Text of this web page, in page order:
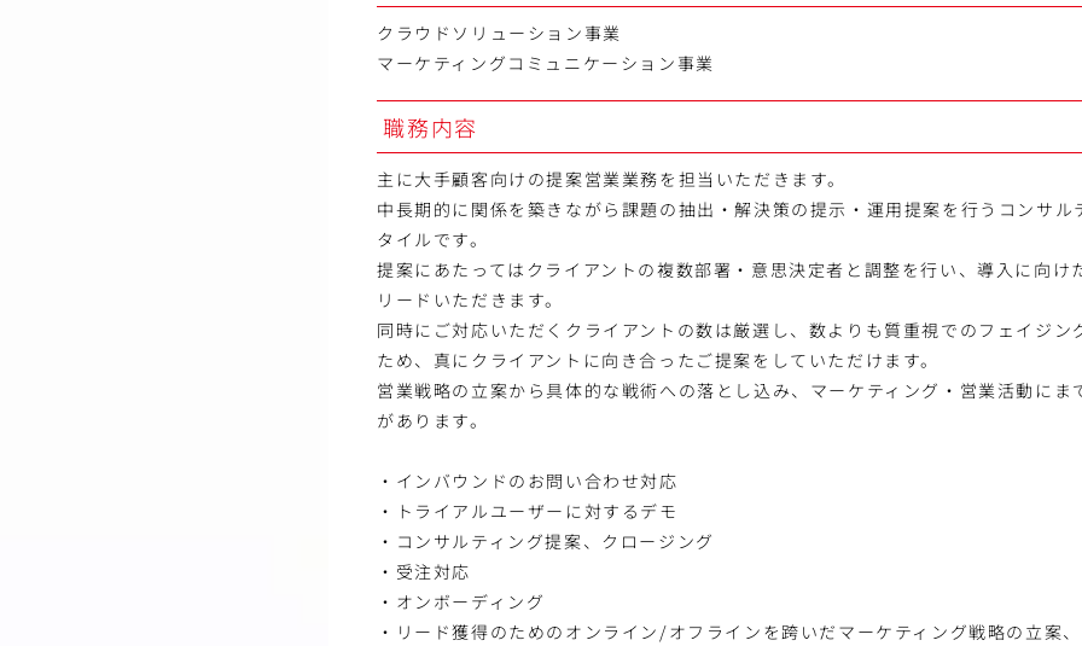
クラウドソリューション事業
マーケティングコミュニケーション事業
職務内容
主に大手顧客向けの提案営業業務を担当いただきます。
中長期的に関係を築きながら課題の抽出・解決策の提示・運用提案を行うコンサル
タイルです。
提案にあたってはクライアントの複数部署・意思決定者と調整を行い、導入に向け
リードいただきます。
同時にご対応いただくクライアントの数は厳選し、数よりも質重視でのフェイジン
ため、真にクライアントに向き合ったご提案をしていただけます。
営業戦略の立案から具体的な戦術への落とし込み、マーケティング・営業活動にま
があります。
・インバウンドのお問い合わせ対応
・トライアルユーザーに対するデモ
・コンサルティング提案、クロージング
・受注対応
・オンボーディング
・リード獲得のためのオンライン/オフラインを跨いだマーケティング戦略の立案